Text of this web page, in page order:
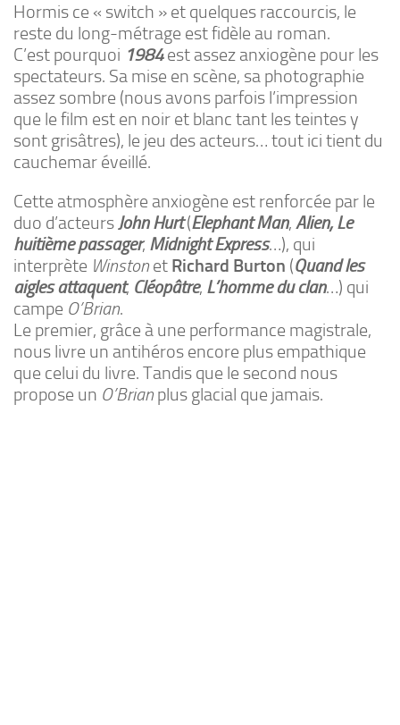
Hormis ce « switch » et quelques raccourcis, le
reste du long-métrage est fidèle au roman.
C’est pourquoi 1984est assez anxiogène pour les
spectateurs. Sa mise en scène, sa photographie
assez sombre (nous avons parfois l’impression
que le film est en noir et blanc tant les teintes y
sont grisâtres), le jeu des acteurs… tout ici tient du
cauchemar éveillé.
Cette atmosphère anxiogène est renforcée par le
duo d’acteursJohn Hurt(Elephant Man, Alien, Le
huitième passager, Midnight Express…), qui
interprète Winston et Richard Burton (Quand les
aigles attaquent, Cléopâtre, L’homme du clan…) qui
campe O’Brian.
Le premier, grâce à une performance magistrale,
nous livre un antihéros encore plus empathique
que celui du livre. Tandis que le second nous
propose un O’Brian plus glacial que jamais.